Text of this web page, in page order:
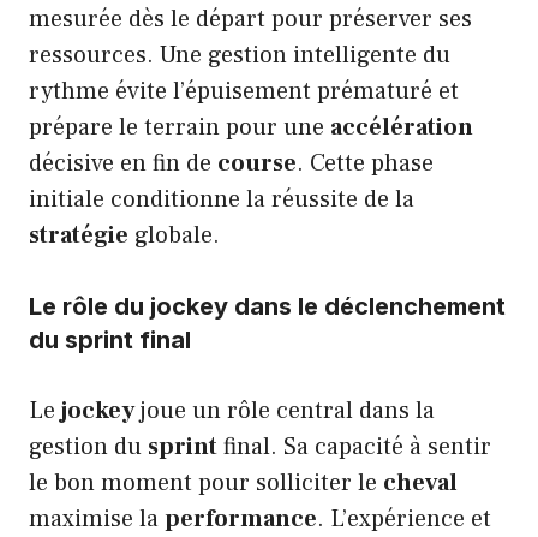
mesurée dès le départ pour préserver ses
ressources. Une gestion intelligente du
rythme évite l’épuisement prématuré et
prépare le terrain pour une accélération
décisive en fin de course. Cette phase
initiale conditionne la réussite de la
stratégie globale.
Le rôle du jockey dans le déclenchement
du sprint final
Lejockeyjoue un rôle central dans la
gestion du sprintfinal. Sa capacité à sentir
le bon moment pour solliciter le cheval
maximise laperformance. L’expérience et